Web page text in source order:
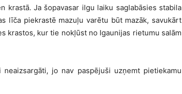
krastā. Ja šopavasar ilgu laiku saglabāsies stabila
līča piekrastē mazuļu varētu būt mazāk, savukārt
krastos, kur tie nokļūst no Igaunijas rietumu salām
jo nav paspējuši uzņemt pietiekamu